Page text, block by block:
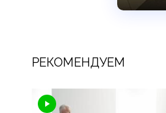
РЕКОМЕНДУЕМ